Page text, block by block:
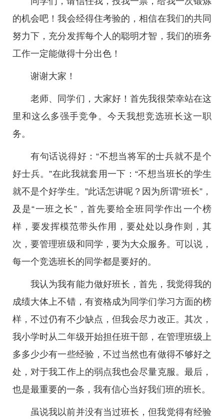
的机会吧！我会经得住考验的，相信在我们的共同
努力下，充分发挥每个人的聪明才智，我们的班务
工作一定能做得十分出色！
谢谢大家！
老师、同学们，大家好！首先我很荣幸站在这
里和这么多强手竞争。今天我想竞选班长这一职
务。
有句话说得好：“不想当将军的士兵就不是个
好士兵。”在此我就套用一下：“不想当班长的学生
就不是个好学生。”此话怎讲呢？因为所谓“班长”，
及是“一班之长”，首先要给全班同学作出一个榜
样，要发挥模范带头作用，要处处以身作则，其
次，要管理班级和同学，要为大众服务。可以说，
每一个竞选班长的同学都是要好的。
我认为我有能力做好班长，首先，我觉得我的
成绩大体上不错，有资格成为同学们学习方面的榜
样，不过仍有不少缺点，但我会尽力改正。其次，
我小学时从二年级开始担任班干部，在管理班级上
多多少少有一些经验，不过当然也有做得不够好之
处，对于我工作上的弱点我也会尽量克服。最后，
也是最重要的一条，我有信心当好我们班的班长。
虽说我以前并没有当过班长，但我觉得有经验